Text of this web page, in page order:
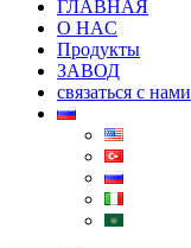
ГЛАВНАЯ
O HAC
Продукты
ЗАВОД
связаться с нами